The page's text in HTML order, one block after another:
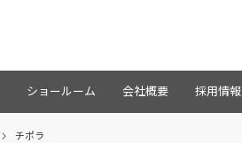
ショールーム 会社概要 採用情報
チポラ